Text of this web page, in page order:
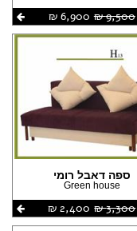
9,500 ‏₪
6,900 ‏₪
ספה דאבל רומי
Green house
3,300 ‏₪
2,400 ‏₪